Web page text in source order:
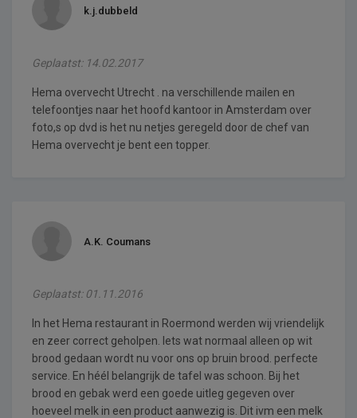
k.j.dubbeld
Geplaatst: 14.02.2017
Hema overvecht Utrecht . na verschillende mailen en
telefoontjes naar het hoofd kantoor in Amsterdam over
foto,s op dvd is het nu netjes geregeld door de chef van
Hema overvecht je bent een topper.
A.K. Coumans
Geplaatst: 01.11.2016
In het Hema restaurant in Roermond werden wij vriendelijk
en zeer correct geholpen. Iets wat normaal alleen op wit
brood gedaan wordt nu voor ons op bruin brood. perfecte
service. En héél belangrijk de tafel was schoon. Bij het
brood en gebak werd een goede uitleg gegeven over
hoeveel melk in een product aanwezig is. Dit ivm een melk